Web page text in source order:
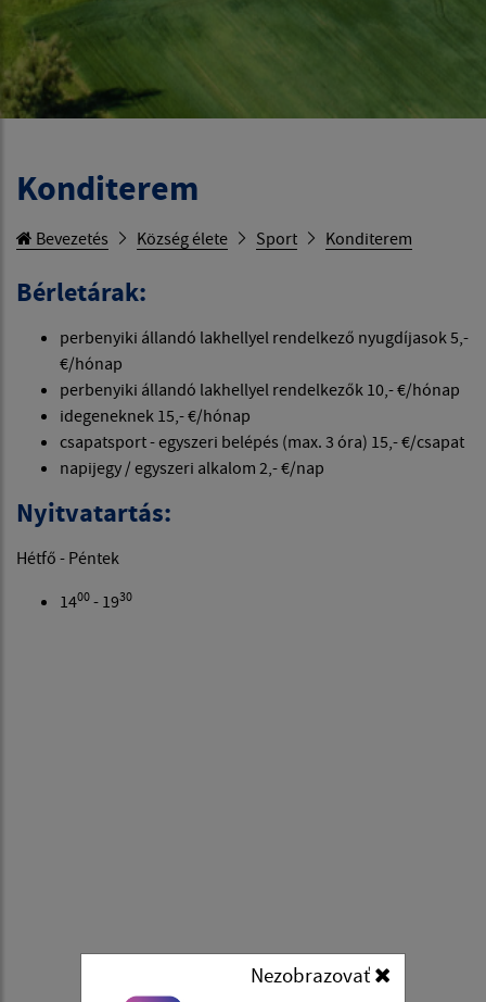
Nezobrazovať
Konditerem
Bevezetés Község élete Sport Konditerem
Bérletárak:
perbenyiki állandó lakhellyel rendelkező nyugdíjasok 5,-
€/hónap
perbenyiki állandó lakhellyel rendelkezők 10,- €/hónap
idegeneknek 15,- €/hónap
csapatsport - egyszeri belépés (max. 3 óra) 15,- €/csapat
napijegy / egyszeri alkalom 2,- €/nap
Nyitvatartás:
Hétfő - Péntek
1400 - 1930